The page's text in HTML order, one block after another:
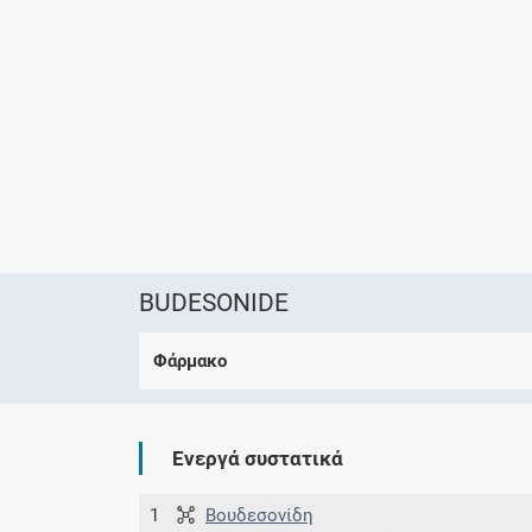
BUDESONIDE
Φάρμακο
Ενεργά συστατικά
1 Βουδεσονίδη